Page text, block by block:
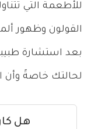
للأطعمة التي
القولون وظهور
بعد استشارة
لحالتك خاصةً وأن
هل